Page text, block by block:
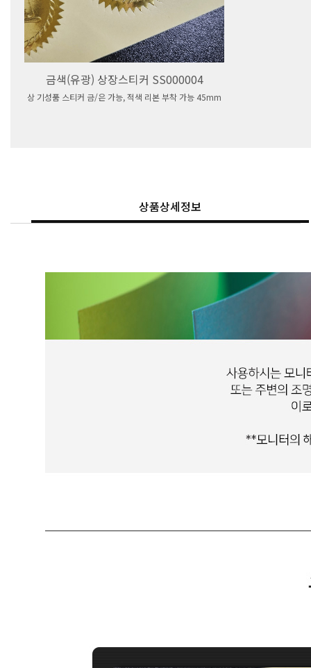
금색(유광) 상장스티커 SS000004
상 기성품 스티커 금/은 가능, 적색 리본 부착 가능 45mm
상품상세정보